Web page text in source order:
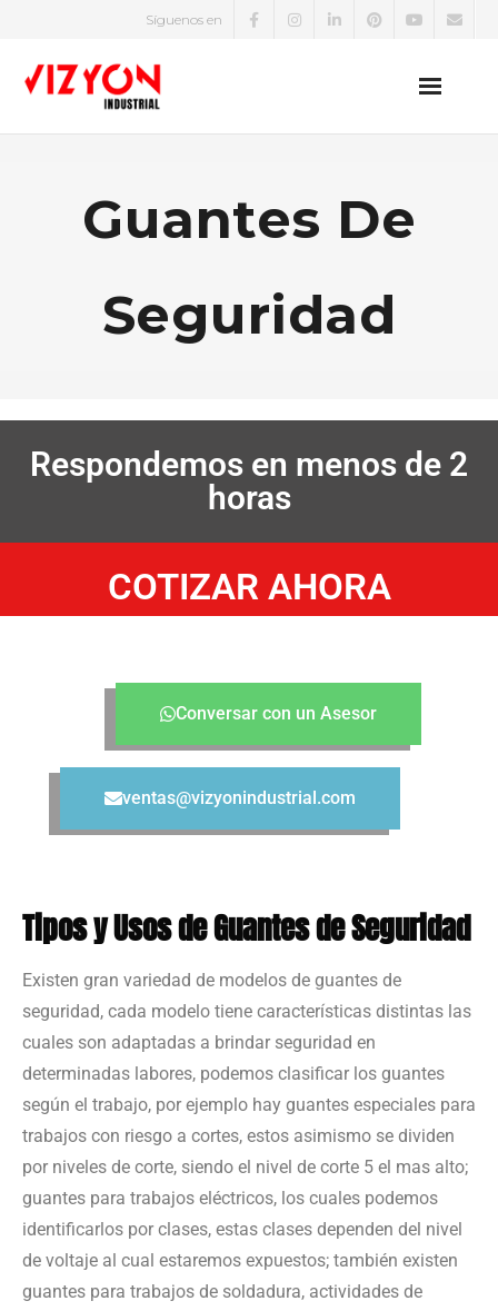
Síguenos en
Zapatos de Seguridad
Protección Eléctrica
Guantes De
Seguridad
Respondemos en menos de 2
horas
COTIZAR AHORA
Conversar con un Asesor
ventas@vizyonindustrial.com
Tipos y Usos de Guantes de Seguridad
Existen gran variedad de modelos de guantes de
seguridad, cada modelo tiene características distintas las
cuales son adaptadas a brindar seguridad en
determinadas labores, podemos clasificar los guantes
según el trabajo, por ejemplo hay guantes especiales para
trabajos con riesgo a cortes, estos asimismo se dividen
por niveles de corte, siendo el nivel de corte 5 el mas alto;
guantes para trabajos eléctricos, los cuales podemos
identificarlos por clases, estas clases dependen del nivel
de voltaje al cual estaremos expuestos; también existen
guantes para trabajos de soldadura, actividades de